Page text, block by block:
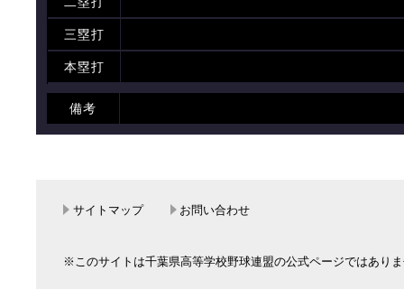
三塁打
本塁打
備考
サイトマップ お問い合わせ
※このサイトは千葉県高等学校野球連盟の公式ページではあり